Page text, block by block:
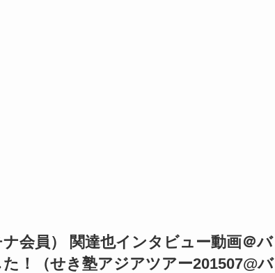
会員） 関達也インタビュー動画＠バ
！（せき塾アジアツアー201507@バ